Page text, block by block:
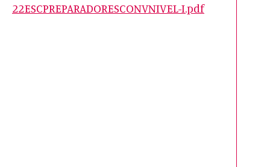
22ESCPREPARADORESCONVNIVEL-I.pdf